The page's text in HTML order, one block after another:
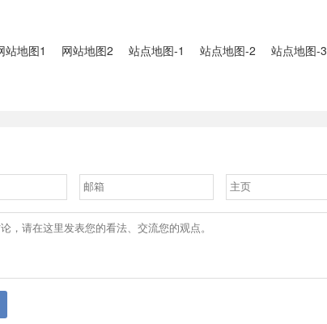
......
站地图1 网站地图2 站点地图-1 站点地图-2 站点地图-3